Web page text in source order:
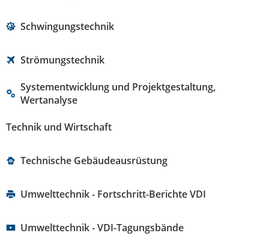
Schwingungstechnik
Strömungstechnik
Systementwicklung und Projektgestaltung,
Wertanalyse
Technik und Wirtschaft
Technische Gebäudeausrüstung
Umwelttechnik - Fortschritt-Berichte VDI
Umwelttechnik - VDI-Tagungsbände